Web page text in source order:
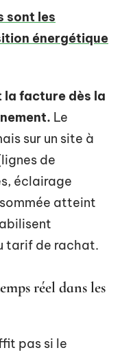
sont les
énergétique
la facture dès la
Le
sur un site à
de
éclairage
atteint
tarif de rachat.
réel dans les
pas si le